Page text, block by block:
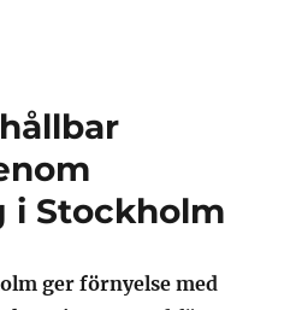
i Stockholm
ger förnyelse med